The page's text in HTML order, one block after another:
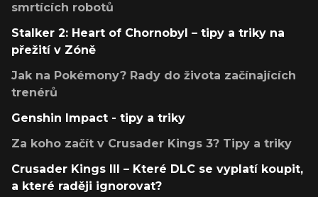
smrtících robotů
Stalker 2: Heart of Chornobyl – tipy a triky na
přežití v Zóně
Jak na Pokémony? Rady do života začínajících
trenérů
Genshin Impact - tipy a triky
Za koho začít v Crusader Kings 3? Tipy a triky
Crusader Kings III – Které DLC se vyplatí koupit,
a které raději ignorovat?